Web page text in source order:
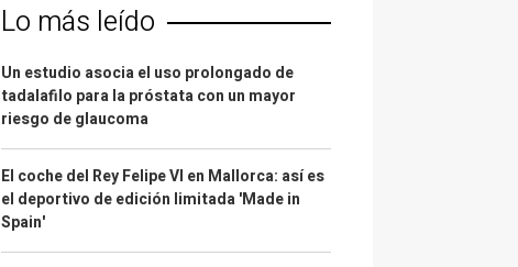
Lo más leído
Un estudio asocia el uso prolongado de
tadalafilo para la próstata con un mayor
riesgo de glaucoma
El coche del Rey Felipe VI en Mallorca: así es
el deportivo de edición limitada 'Made in
Spain'